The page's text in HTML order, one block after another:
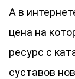
А в
цена на
ресурс с
суставов